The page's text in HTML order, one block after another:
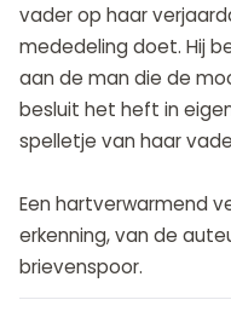
vader op haar
mededeling doet. Hij
aan de man die de
besluit het heft in
spelletje van haar
Een hartverwarmend
erkenning, van de
brievenspoor.